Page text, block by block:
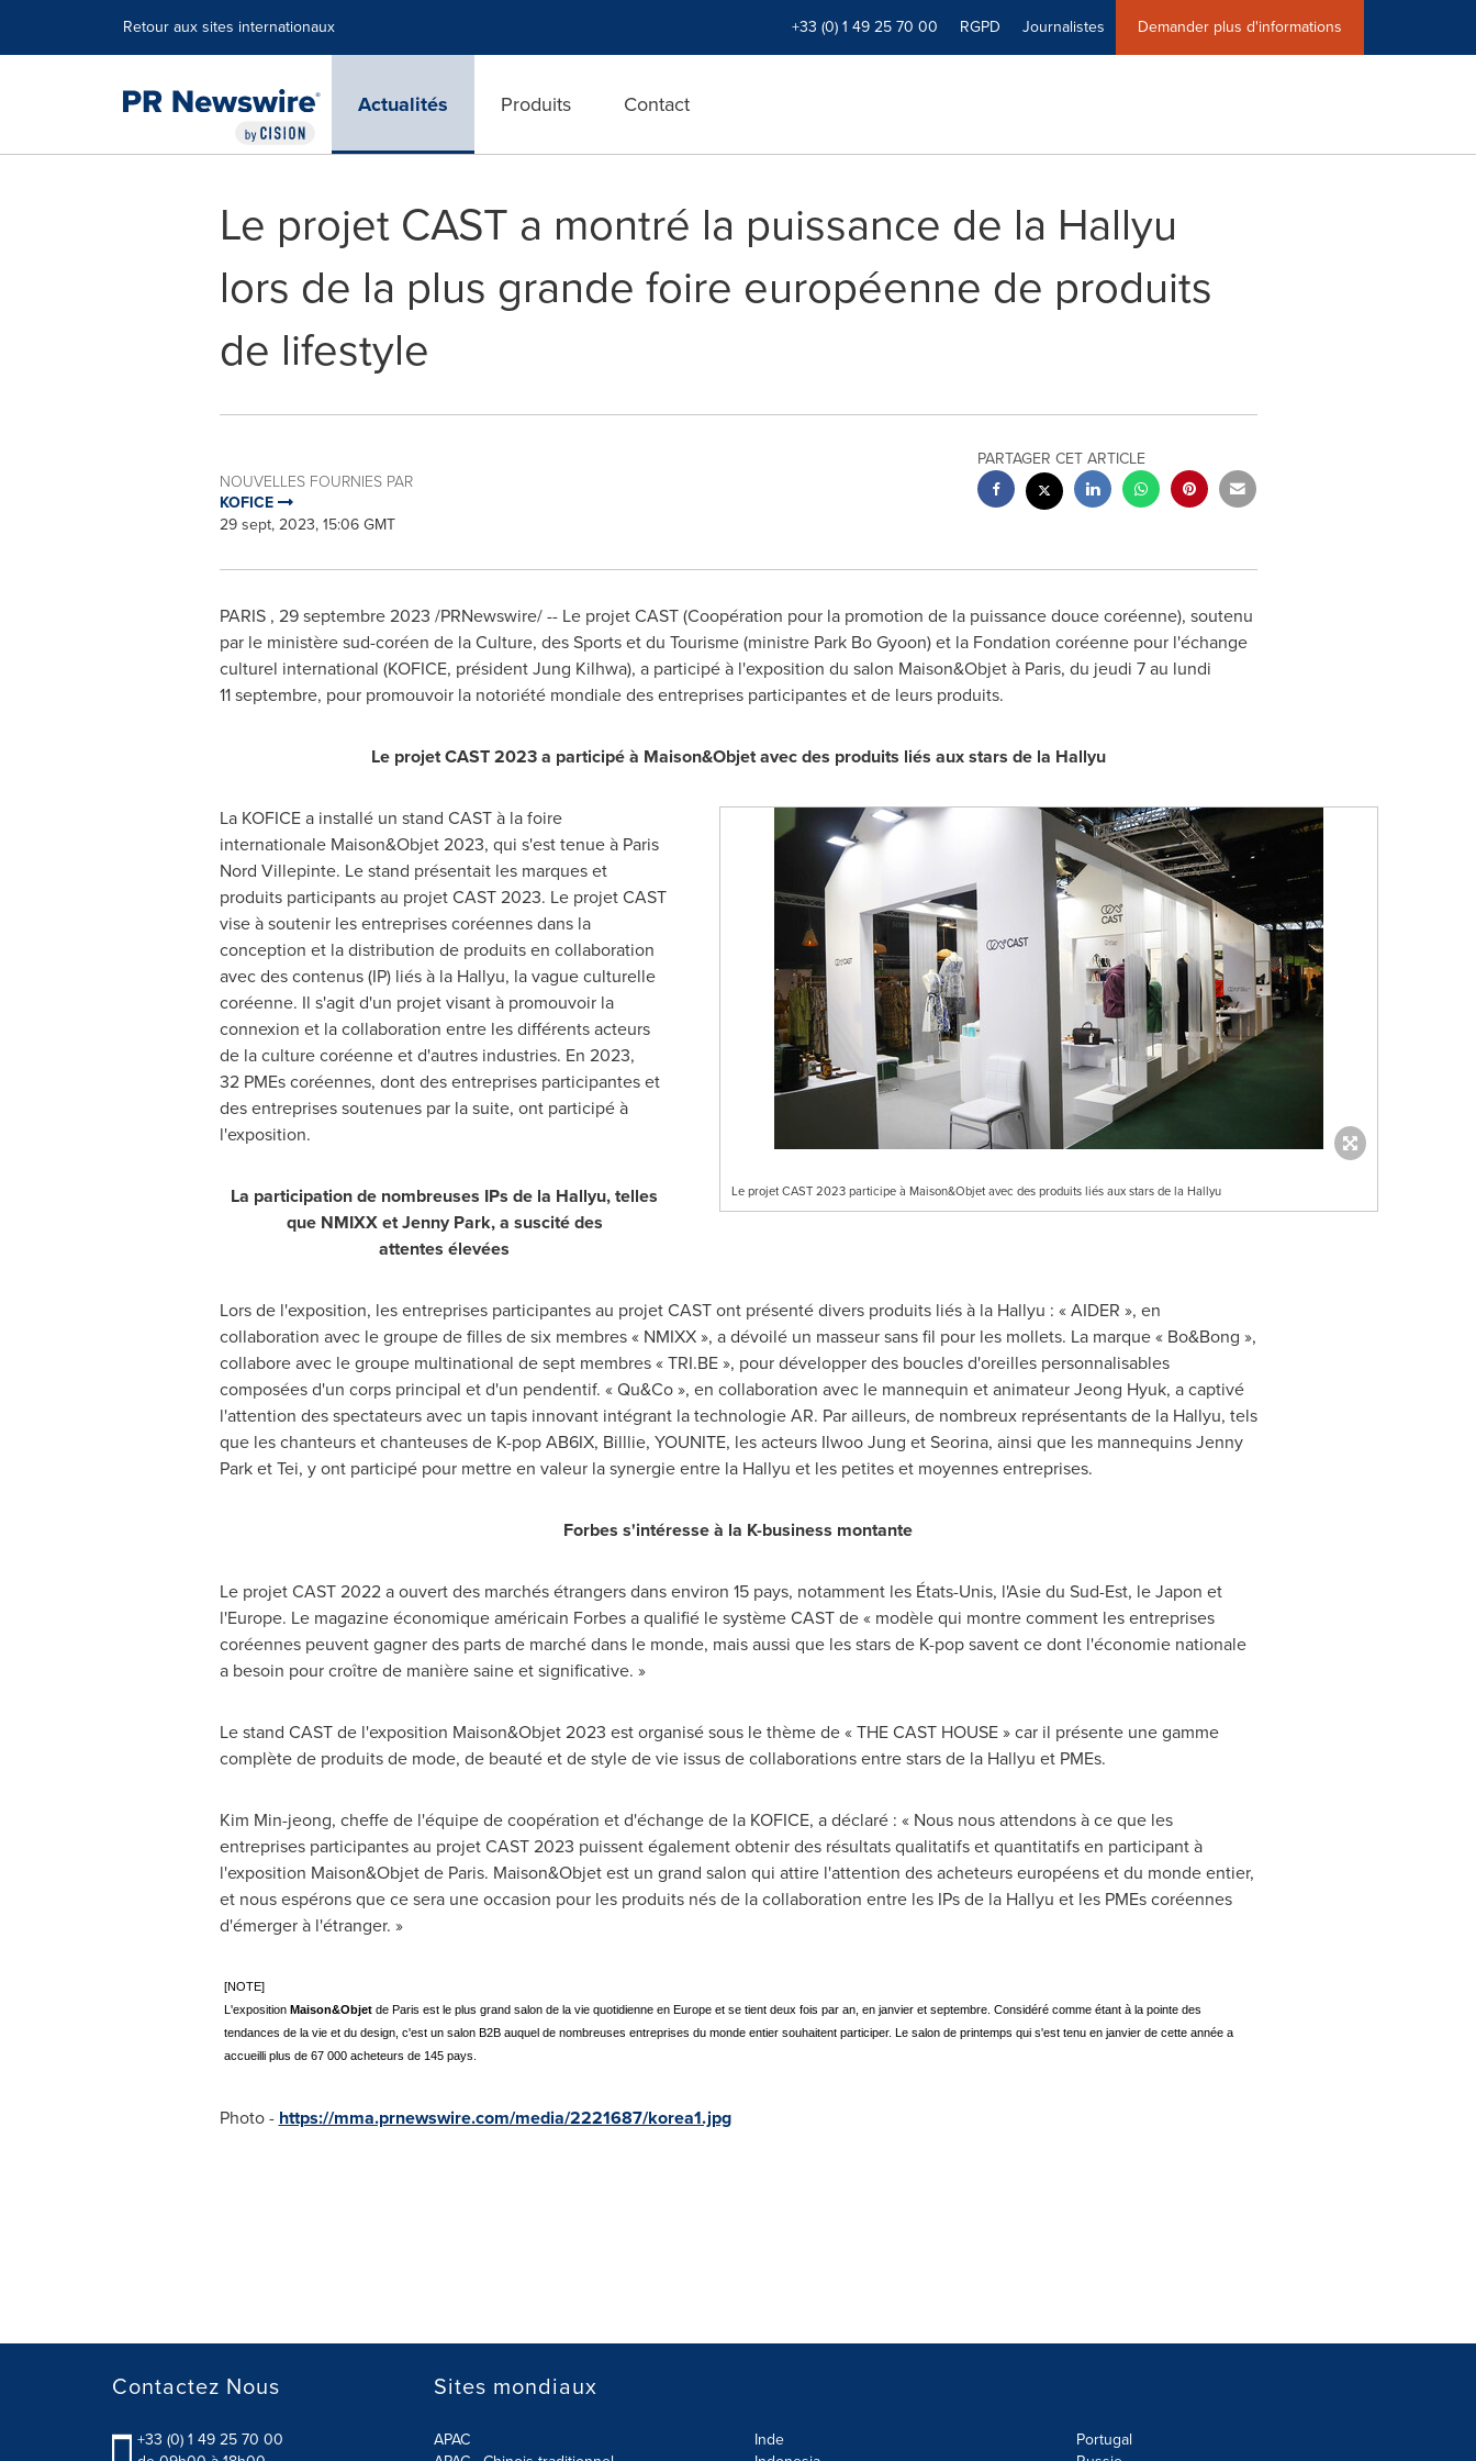
Retour aux sites internationaux +33 (0) 1 49 25 70 00 RGPD Journalistes Demander plus d'informations
Actualités Produits Contact
Le projet CAST a montré la puissance de la Hallyu
lors de la plus grande foire européenne de produits
de lifestyle
NOUVELLES FOURNIES PAR
KOFICE
29 sept, 2023, 15:06 GMT
PARTAGER CET ARTICLE
PARIS , 29 septembre 2023 /PRNewswire/ -- Le projet CAST (Coopération pour la promotion de la puissance douce coréenne), soutenu
par le ministère sud-coréen de la Culture, des Sports et du Tourisme (ministre Park Bo Gyoon) et la Fondation coréenne pour l'échange
culturel international (KOFICE, président Jung Kilhwa), a participé à l'exposition du salon Maison&Objet à Paris, du jeudi 7 au lundi
11 septembre, pour promouvoir la notoriété mondiale des entreprises participantes et de leurs produits.
Le projet CAST 2023 a participé à Maison&Objet avec des produits liés aux stars de la Hallyu
Le projet CAST 2023 participe à Maison&Objet avec des produits liés aux stars de la Hallyu
La KOFICE a installé un stand CAST à la foire
internationale Maison&Objet 2023, qui s'est tenue à Paris
Nord Villepinte. Le stand présentait les marques et
produits participants au projet CAST 2023. Le projet CAST
vise à soutenir les entreprises coréennes dans la
conception et la distribution de produits en collaboration
avec des contenus (IP) liés à la Hallyu, la vague culturelle
coréenne. Il s'agit d'un projet visant à promouvoir la
connexion et la collaboration entre les différents acteurs
de la culture coréenne et d'autres industries. En 2023,
32 PMEs coréennes, dont des entreprises participantes et
des entreprises soutenues par la suite, ont participé à
l'exposition.
La participation de nombreuses IPs de la Hallyu, telles
que NMIXX etJenny Park, a suscité des
attentes élevées
Lors del'exposition, les entreprises participantes au projet CAST ont présenté divers produits liés à la Hallyu : « AIDER », en
collaboration avec le groupe de filles de six membres « NMIXX », a dévoilé un masseur sans fil pour les mollets. La marque « Bo&Bong »,
collabore avec le groupe multinational de sept membres « TRI.BE », pour développer des boucles d'oreilles personnalisables
composées d'un corps principal et d'un pendentif. « Qu&Co », en collaboration avec le mannequin et animateur Jeong Hyuk, a captivé
l'attention des spectateurs avec un tapis innovant intégrant la technologie AR. Par ailleurs, de nombreux représentants de la Hallyu, tels
que les chanteurs et chanteuses de K-pop AB6IX, Billlie, YOUNITE, les acteurs Ilwoo Jung et Seorina, ainsi que les mannequinsJenny
Parket Tei, y ont participé pour mettre en valeur la synergie entre la Hallyu et les petites et moyennes entreprises.
Forbes s'intéresse à la K-business montante
Le projet CAST 2022 a ouvert des marchés étrangers dans environ 15 pays, notamment les États-Unis, l'Asie du Sud-Est, le Japon et
l'Europe. Le magazine économique américain Forbes a qualifié le système CAST de « modèle qui montre comment les entreprises
coréennes peuvent gagner des parts de marché dans le monde, mais aussi que les stars de K-pop savent ce dont l'économie nationale
a besoin pour croître de manière saine et significative. »
Le stand CAST de l'exposition Maison&Objet 2023 est organisé sous le thème de « THE CAST HOUSE » car il présente une gamme
complète de produits de mode, de beauté et de style de vie issus de collaborations entre stars de la Hallyu et PMEs.
Kim Min-jeong, cheffe de l'équipe de coopération et d'échange de la KOFICE, a déclaré : « Nous nous attendons à ce que les
entreprises participantes au projet CAST 2023 puissent également obtenir des résultats qualitatifs et quantitatifs en participant à
l'exposition Maison&Objet de Paris. Maison&Objet est un grand salon qui attire l'attention des acheteurs européens et du monde entier,
et nous espérons que ce sera une occasion pour les produits nés de la collaboration entre les IPs de la Hallyu et les PMEs coréennes
d'émerger à l'étranger. »
[NOTE]
L'expositionMaison&Objetde Paris est le plus grand salon de la vie quotidienne en Europe et se tient deux fois par an, en janvier et septembre. Considéré comme étant à la pointe des
tendances de la vie et du design, c'est un salon B2B auquel de nombreuses entreprises du monde entier souhaitent participer. Le salon de printemps qui s'est tenu en janvier de cette année a
accueilli plus de 67 000 acheteurs de 145 pays.
Photo - https://mma.prnewswire.com/media/2221687/korea1.jpg
Contactez Nous
+33 (0) 1 49 25 70 00
Sites mondiaux
APAC
Inde
Portugal